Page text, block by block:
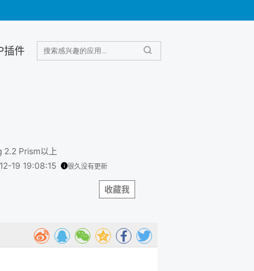
插件
2.2 Prism以上
19 19:08:15 很久没有更新
收藏我